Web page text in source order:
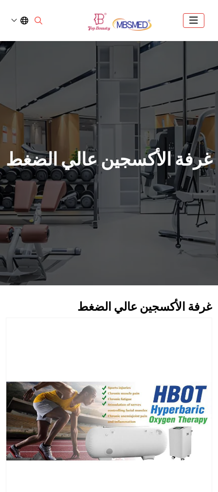
الأكسجين عالي الضغط
الأكسجين عالي الضغط